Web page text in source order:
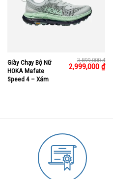
Giày Chạy Bộ Nữ
HOKA Mafate
Speed 4 – Xám
3,899,000₫
Giá
gốc
2,999,000₫Giá
hiện